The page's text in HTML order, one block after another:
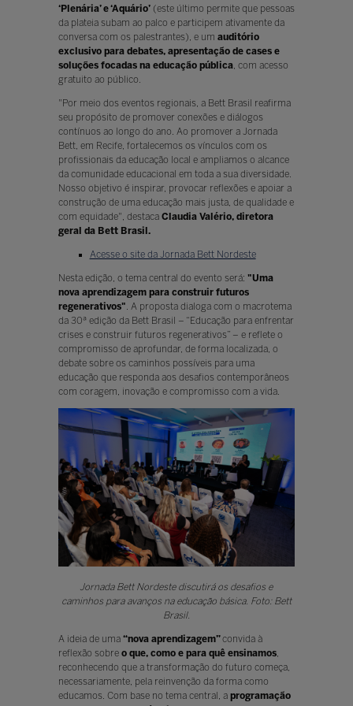
‘Plenária’ e ‘Aquário’(este último permite que pessoas
da plateia subam ao palco e participem ativamente da
conversa com os palestrantes), e um auditório
exclusivo para debates, apresentação de cases e
soluções focadas na educação pública, com acesso
gratuito ao público.
"Por meio dos eventos regionais, a Bett Brasil reafirma
seu propósito de promover conexões e diálogos
contínuos ao longo do ano. Ao promover a Jornada
Bett, em Recife, fortalecemos os vínculos com os
profissionais da educação local e ampliamos o alcance
da comunidade educacional em toda a sua diversidade.
Nosso objetivo é inspirar, provocar reflexões e apoiar a
construção de uma educação mais justa, de qualidade e
com equidade", destaca Claudia Valério, diretora
geral da Bett Brasil.
Acesse o site da Jornada Bett Nordeste
Nesta edição, o tema central do evento será: "Uma
nova aprendizagem para construir futuros
regenerativos". A proposta dialoga com o macrotema
da 30ª edição da Bett Brasil – “Educação para enfrentar
crises e construir futuros regenerativos” – e reflete o
compromisso de aprofundar, de forma localizada, o
debate sobre os caminhos possíveis para uma
educação que responda aos desafios contemporâneos
com coragem, inovação e compromisso com a vida.
Jornada Bett Nordeste discutirá os desafios e
caminhos para avanços na educação básica. Foto: Bett
Brasil.
A ideia de uma “nova aprendizagem”convida à
reflexão sobre o que, como e para quê ensinamos,
reconhecendo que a transformação do futuro começa,
necessariamente, pela reinvenção da forma como
educamos. Com base no tema central, a programação